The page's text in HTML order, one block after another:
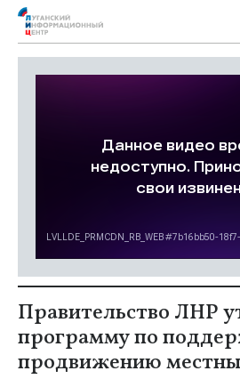
Правительство ЛНР
программу по
продвижению